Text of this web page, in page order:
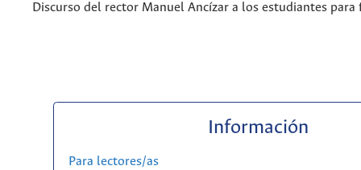
Discurso del rector Manuel Ancízar a los estudiantes para
Información
Para lectores/as